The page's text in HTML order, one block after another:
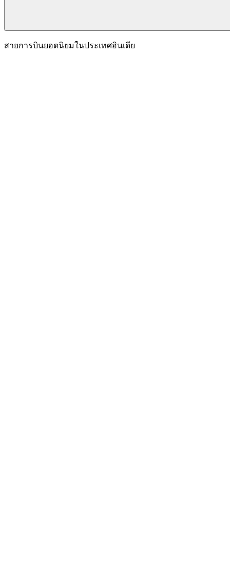
สายการบินยอดนิยมในประเทศอินเดีย